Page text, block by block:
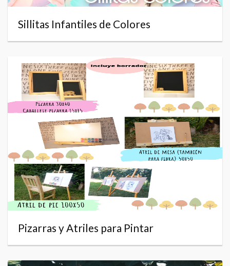
Sillitas Infantiles de Colores
Pizarras y Atriles para Pintar